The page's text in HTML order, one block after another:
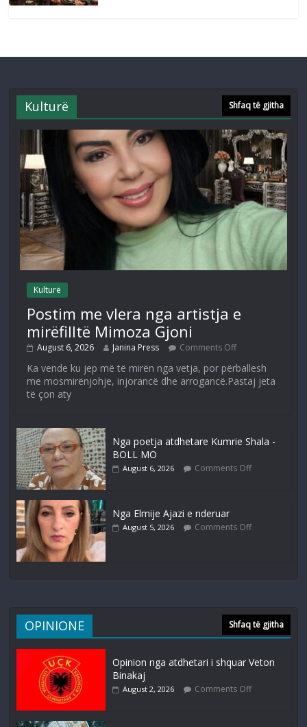
Kulturë Shfaq të gjitha
Kulturë
Postim me vlera nga artistja e
mirëfilltë Mimoza Gjoni
August 6, 2026 Janina Press Comments Off
Ka vende ku jep më të mirën nga vetja, por përballesh
me mosmirënjohje, injorancë dhe arrogancë.Pastaj jeta
të çon aty
Nga poetja atdhetare Kumrie Shala -
BOLL MO
August 6, 2026 Comments Off
Nga Elmije Ajazi e nderuar
August 5, 2026 Comments Off
OPINIONE Shfaq të gjitha
Opinion nga atdhetari i shquar Veton
Binakaj
August 2, 2026 Comments Off